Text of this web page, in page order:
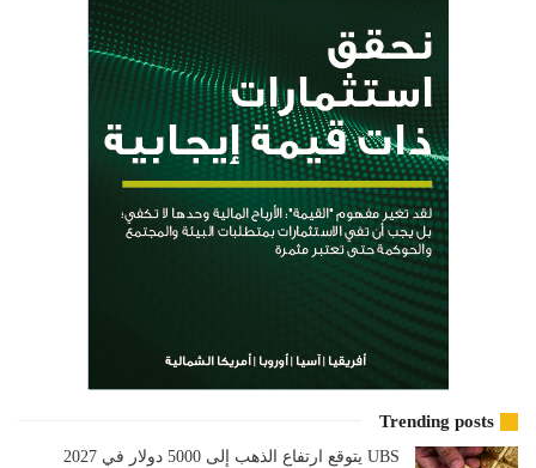
Trending posts
UBS يتوقع ارتفاع الذهب إلى 5000 دولار في 2027